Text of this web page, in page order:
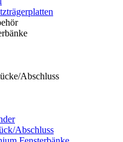
Abschluss
Abschluss